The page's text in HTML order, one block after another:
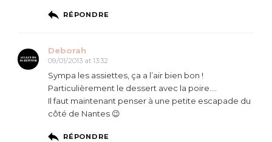
RÉPONDRE
Deborah
09/01/2013 at 13:32
Sympa les assiettes, ça a l’air bien bon !
Particulièrement le dessert avec la poire….
Il faut maintenant penser à une petite escapade du
côté de Nantes 😉
RÉPONDRE